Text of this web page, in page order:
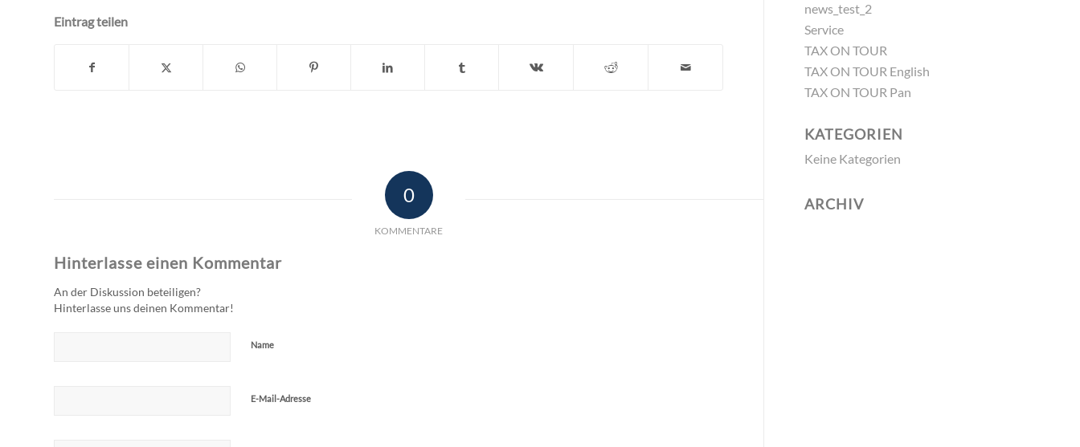
Eintrag teilen
0
KOMMENTARE
Hinterlasse einen Kommentar
An der Diskussion beteiligen?
Hinterlasse uns deinen Kommentar!
Name
E-Mail-Adresse
news_test_2
Service
TAX ON TOUR
TAX ON TOUR English
TAX ON TOUR Pan
KATEGORIEN
Keine Kategorien
ARCHIV